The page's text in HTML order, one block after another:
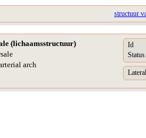
structuur
(lichaamsstructuur)
arch
Id
Status